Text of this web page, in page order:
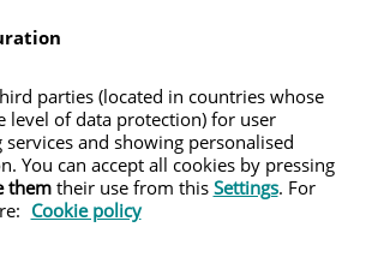
Pedir cita
Nombre y apellidos
parties (located in countries whose
level of data protection) for user
and showing personalised
You can accept all cookies by pressing
themtheir use from this Settings. For
Cookie policy